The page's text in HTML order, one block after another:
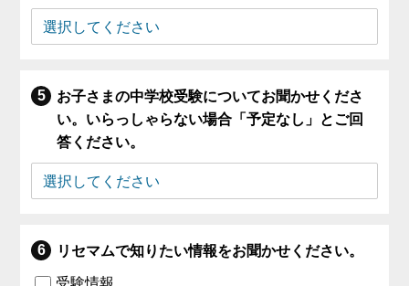
お子さまの中学校受験についてお聞かせくださ
い。いらっしゃらない場合「予定なし」とご回
答ください。
リセマムで知りたい情報をお聞かせください。